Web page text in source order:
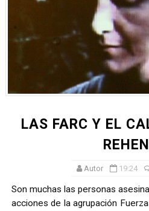
LAS FARC Y EL
Autor 19:24
Son muchas las personas
acciones de la agrupación